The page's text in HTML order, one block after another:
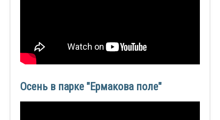
Осень в парке "Ермакова поле"